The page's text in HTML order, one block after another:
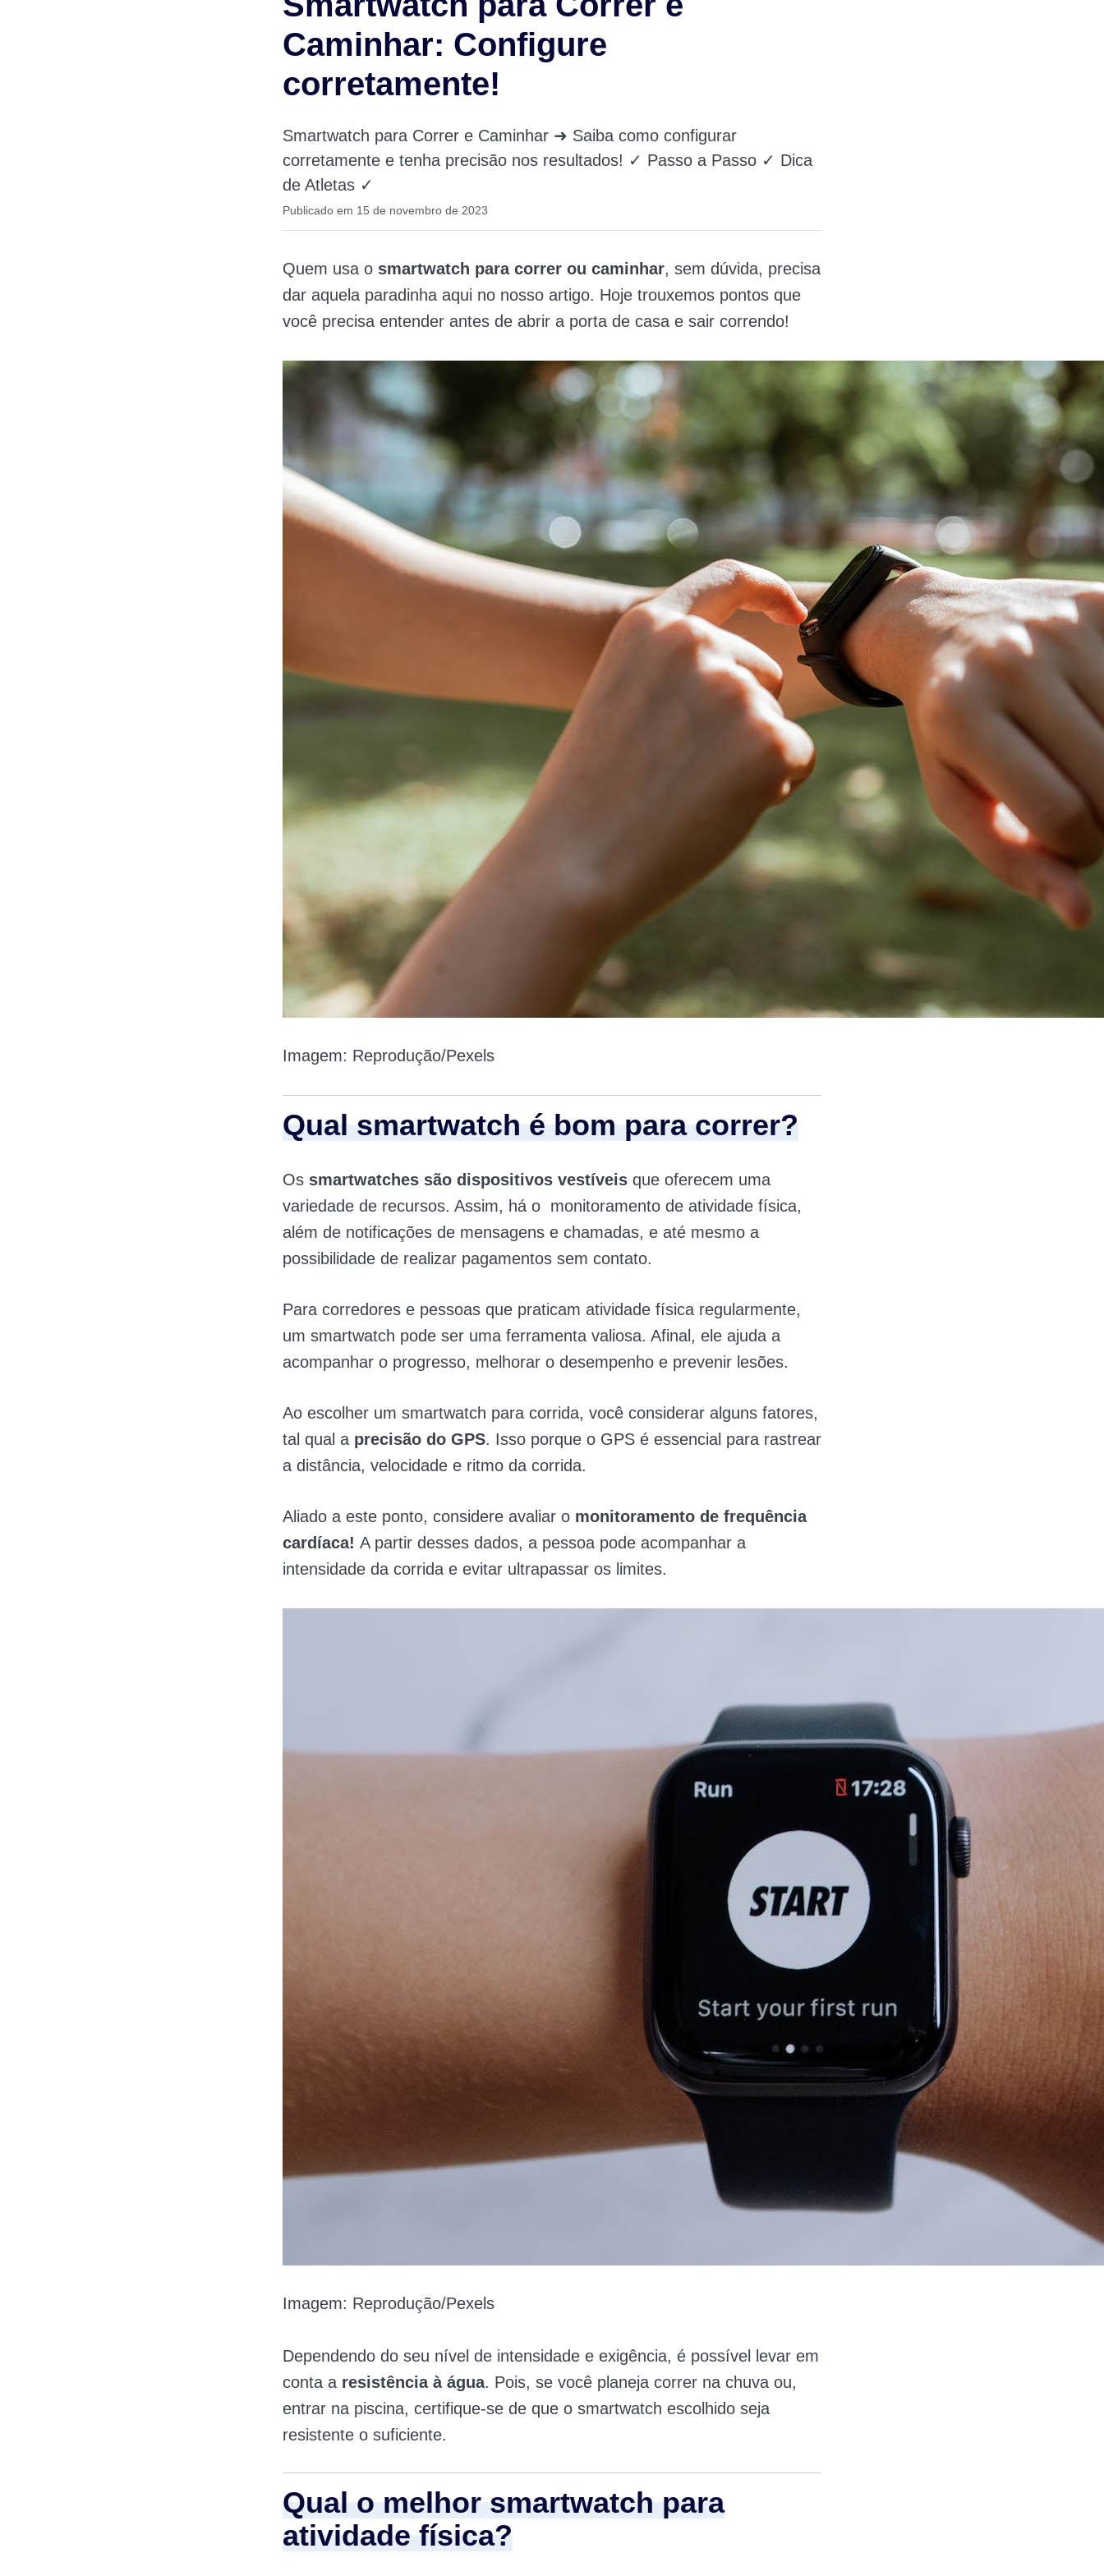
Caminhar: Configure
corretamente!
Smartwatch para Correr e Caminhar ➜ Saiba como configurar
corretamente e tenha precisão nos resultados! ✓ Passo a Passo ✓ Dica
de Atletas ✓
Publicado em 15 de novembro de 2023
Quem usa o smartwatch para correr ou caminhar, sem dúvida, precisa
dar aquela paradinha aqui no nosso artigo. Hoje trouxemos pontos que
você precisa entender antes de abrir a porta de casa e sair correndo!
Imagem: Reprodução/Pexels
Qual smartwatch é bom para correr?
Os smartwatches são dispositivos vestíveis que oferecem uma
variedade de recursos. Assim, há o monitoramento de atividade física,
além de notificações de mensagens e chamadas, e até mesmo a
possibilidade de realizar pagamentos sem contato.
Para corredores e pessoas que praticam atividade física regularmente,
um smartwatch pode ser uma ferramenta valiosa. Afinal, ele ajuda a
acompanhar o progresso, melhorar o desempenho e prevenir lesões.
Ao escolher um smartwatch para corrida, você considerar alguns fatores,
tal qual a precisão do GPS. Isso porque o GPS é essencial para rastrear
a distância, velocidade e ritmo da corrida.
Aliado a este ponto, considere avaliar o monitoramento de frequência
cardíaca! A partir desses dados, a pessoa pode acompanhar a
intensidade da corrida e evitar ultrapassar os limites.
Imagem: Reprodução/Pexels
Dependendo do seu nível de intensidade e exigência, é possível levar em
conta a resistência à água. Pois, se você planeja correr na chuva ou,
entrar na piscina, certifique-se de que o smartwatch escolhido seja
resistente o suficiente.
Qual o melhor smartwatch para
atividade física?